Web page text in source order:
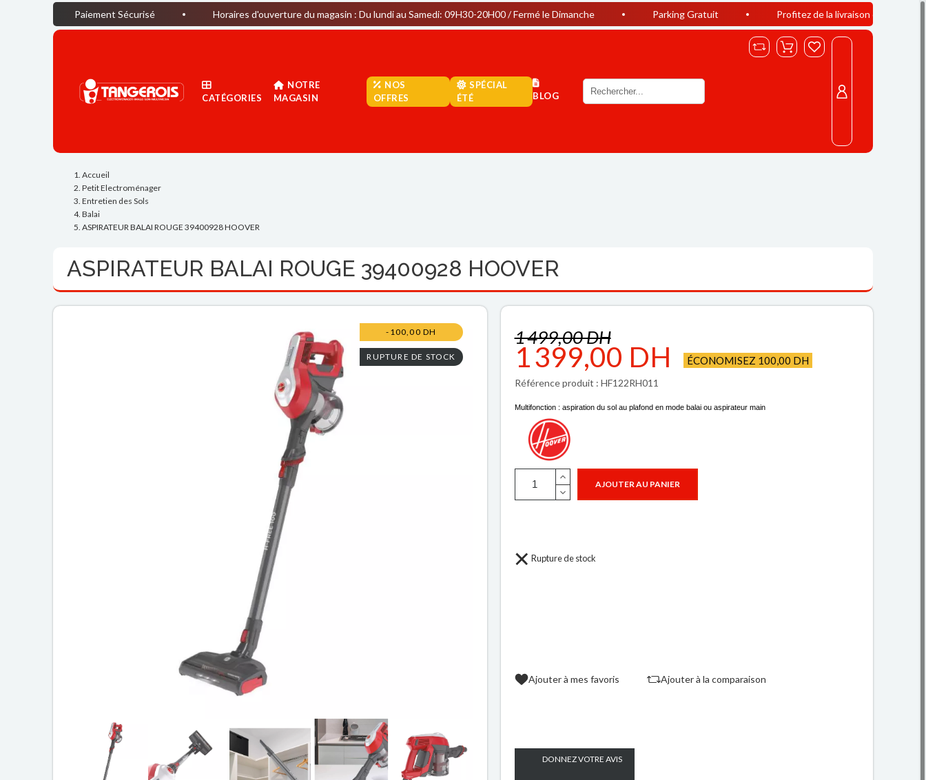
Paiement Sécurisé Horaires d'ouverture du magasin : Du lundi au Samedi: 09H30-20H00 / Fermé le Dimanche Parking Gratuit Profitez de la livraison offerte à Casablanca dès
CATÉGORIES
NOTRE
MAGASIN
NOS
OFFRES
SPÉCIAL
ÉTÉ
BLOG
Accueil
Petit Electroménager
Entretien des Sols
Balai
ASPIRATEUR BALAI ROUGE 39400928 HOOVER
ASPIRATEUR BALAI ROUGE 39400928 HOOVER
-100,00 DH
RUPTURE DE STOCK
1 499,00 DH
1 399,00 DH ÉCONOMISEZ 100,00 DH
Référence produit : HF122RH011
Multifonction : aspiration du sol au plafond en mode balai ou aspirateur main
AJOUTER AU PANIER
Rupture de stock
Ajouter à mes favoris Ajouter à la comparaison
DONNEZ VOTRE AVIS